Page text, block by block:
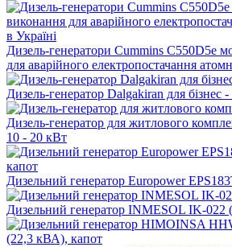
Дизель-генератори Cummins C550D5e
для аварійного електропостачання
Дизель-генератор Dalgakiran для бізнес
Дизель-генератор для житлового
10 - 20 кВт
Дизельний генератор Europower
Дизельний генератор INMESOL IK-022